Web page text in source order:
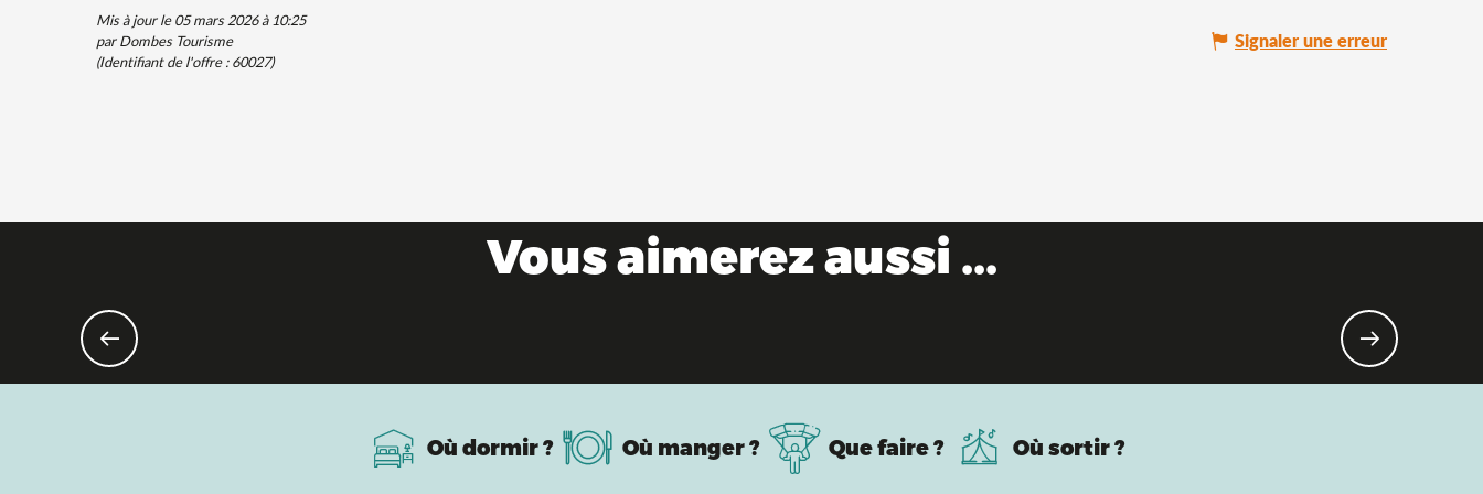
Mis à jour le 05 mars 2026 à 10:25
par Dombes Tourisme
(Identifiant de l'offre :60027)
Signaler une erreur
Vous aimerez aussi ...
Où dormir ? Où manger ? Que faire ? Où sortir ?